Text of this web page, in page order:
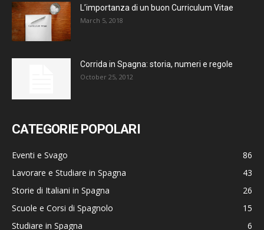
L’importanza di un buon Curriculum Vitae
March 5, 2018
Corrida in Spagna: storia, numeri e regole
October 25, 2012
CATEGORIE POPOLARI
Eventi e Svago
86
Lavorare e Studiare in Spagna
43
Storie di Italiani in Spagna
26
Scuole e Corsi di Spagnolo
15
Studiare in Spagna
6